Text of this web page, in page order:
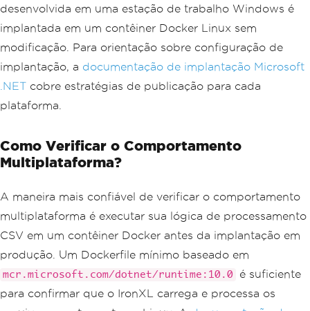
desenvolvida em uma estação de trabalho Windows é
implantada em um contêiner Docker Linux sem
modificação. Para orientação sobre configuração de
implantação, a documentação de implantação Microsoft
.NET cobre estratégias de publicação para cada
plataforma.
Como Verificar o Comportamento
Multiplataforma?
A maneira mais confiável de verificar o comportamento
multiplataforma é executar sua lógica de processamento
CSV em um contêiner Docker antes da implantação em
produção. Um Dockerfile mínimo baseado em
mcr.microsoft.com/dotnet/runtime:10.0
é suficiente
para confirmar que o IronXL carrega e processa os